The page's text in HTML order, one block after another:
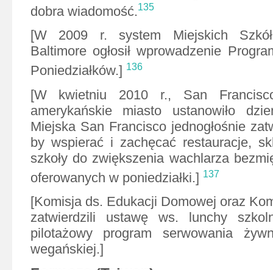
dobra wiadomość.135
[W 2009 r. system Miejskich
Baltimore ogłosił wprowadzenie
Poniedziałków.] 136
[W kwietniu 2010 r., San
amerykańskie miasto ustanowiło
Miejska San Francisco jednogłośnie
by wspierać i zachęcać restauracje,
szkoły do zwiększenia wachlarza
oferowanych w poniedziałki.] 137
[Komisja ds. Edukacji Domowej oraz
zatwierdzili ustawę ws. lunchy
pilotażowy program serwowania
wegańskiej.]